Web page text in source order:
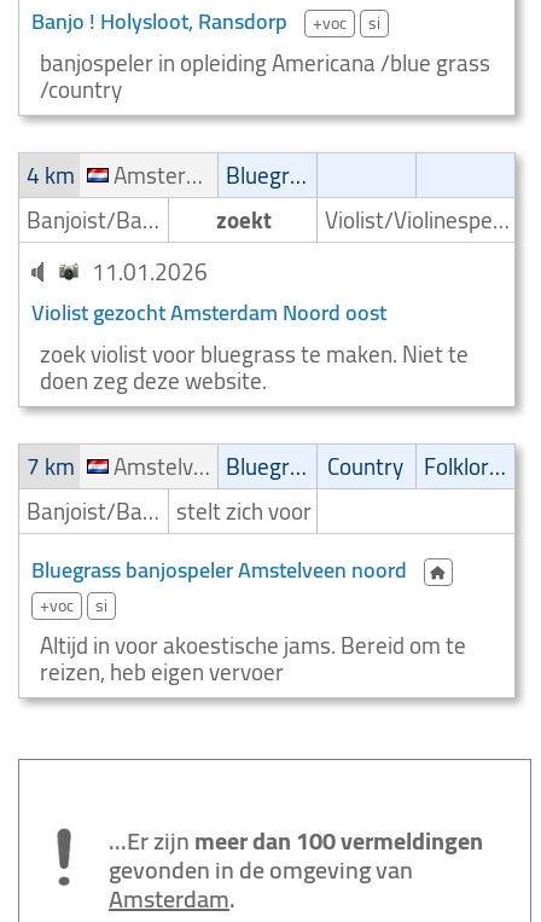
Banjo ! Holysloot, Ransdorp +voc si
banjospeler in opleiding Americana /blue grass
/country
4 km
Amsterdam Noord oost
Bluegrass
Banjoist/Banjospeler
zoekt
Violist/Violinespeler
11.01.2026
Violist gezocht Amsterdam Noord oost
zoek violist voor bluegrass te maken. Niet te
doen zeg deze website.
7 km
Amstelveen noord Bluegrass Country
Folklore/Irish folk
Banjoist/Banjospeler stelt zich voor
Bluegrass banjospeler Amstelveen noord
+voc si
Altijd in voor akoestische jams. Bereid om te
reizen, heb eigen vervoer
...Er zijnmeer dan 100 vermeldingen
gevonden in de omgeving van
Amsterdam.